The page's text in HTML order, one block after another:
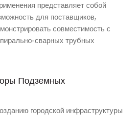
представляет собой
для поставщиков,
совместимость с
сварных трубных
Подземных
городской инфраструктуры